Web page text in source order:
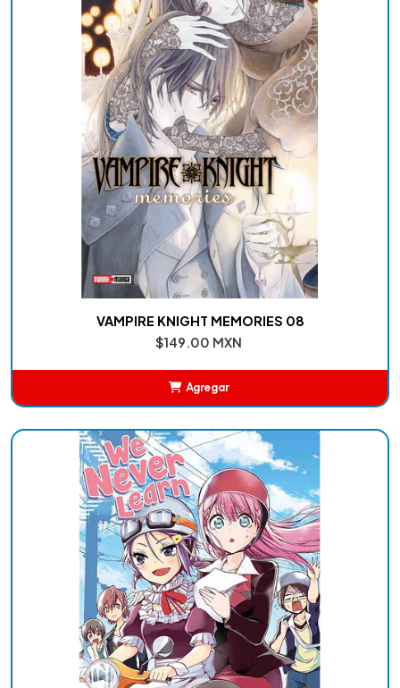
VAMPIRE KNIGHT MEMORIES 08
$149.00 MXN
Agregar